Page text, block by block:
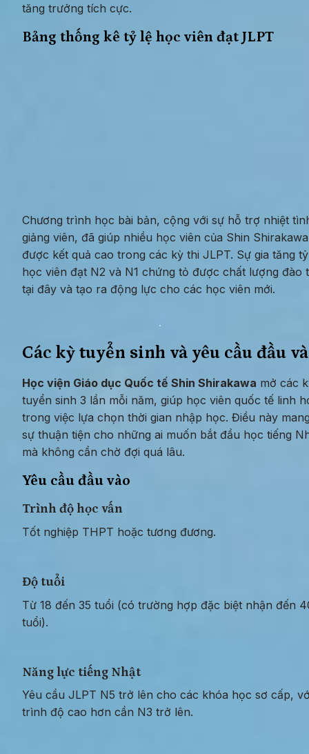
tăng trưởng tích cực.
Bảng thống kê tỷ lệ học viên đạt JLPT
Chương trình học bài bản, cộng với sự hỗ trợ nhiệt
giảng viên, đã giúp nhiều học viên của Shin
được kết quả cao trong các kỳ thi JLPT. Sự gia tăng
học viên đạt N2 và N1 chứng tỏ được chất lượng đào
tại đây và tạo ra động lực cho các học viên mới.
Các kỳ tuyển sinh và yêu cầu đầu
Học viện Giáo dục Quốc tế Shin Shirakawa mở các
tuyển sinh 3 lần mỗi năm, giúp học viên quốc tế linh
trong việc lựa chọn thời gian nhập học. Điều này
sự thuận tiện cho những ai muốn bắt đầu học tiếng
mà không cần chờ đợi quá lâu.
Yêu cầu đầu vào
Trình độ học vấn
Tốt nghiệp THPT hoặc tương đương.
Độ tuổi
Từ 18 đến 35 tuổi (có trường hợp đặc biệt nhận đến
tuổi).
Năng lực tiếng Nhật
Yêu cầu JLPT N5 trở lên cho các khóa học sơ cấp,
trình độ cao hơn cần N3 trở lên.